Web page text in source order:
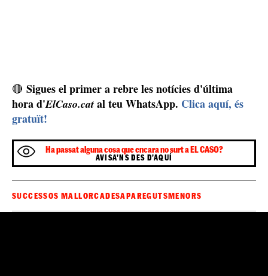
🔴 Sigues el primer a rebre les notícies d'última
hora d'ElCaso.cat al teu WhatsApp. Clica aquí, és
gratuït!
Ha passat alguna cosa que encara no surt a EL CASO?
AVISA'NS DES D'AQUÍ
SUCCESSOS MALLORCADESAPAREGUTSMENORS